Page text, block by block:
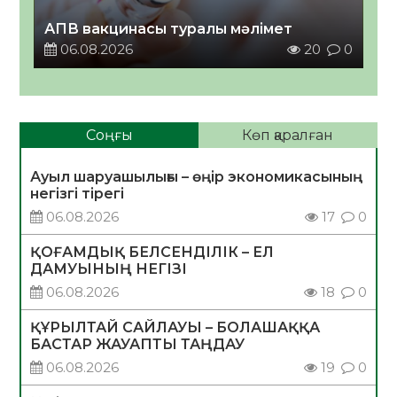
АПВ вакцинасы туралы мәлімет
06.08.2026
20 0
Соңғы Көп қаралған
Ауыл шаруашылығы – өңір экономикасының
негізгі тірегі
06.08.2026
17 0
ҚОҒАМДЫҚ БЕЛСЕНДІЛІК – ЕЛ
ДАМУЫНЫҢ НЕГІЗІ
06.08.2026
18 0
ҚҰРЫЛТАЙ САЙЛАУЫ – БОЛАШАҚҚА
БАСТАР ЖАУАПТЫ ТАҢДАУ
06.08.2026
19 0